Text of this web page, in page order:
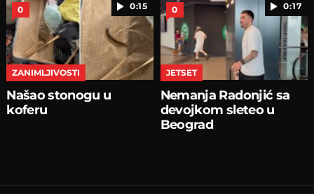
0:15
0
ZANIMLJIVOSTI
Našao stonogu u
koferu
0:17
0
JETSET
Nemanja Radonjić sa
devojkom sleteo u
Beograd